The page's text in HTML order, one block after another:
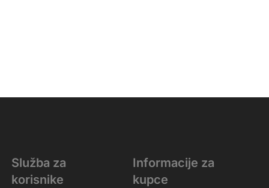
Služba za
korisnike
Informacije za
kupce